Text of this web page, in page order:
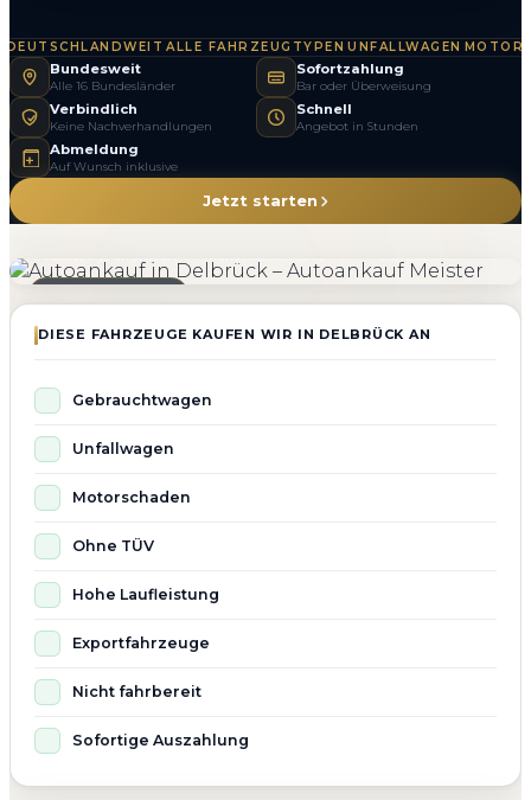
ALLE FAHRZEUGTYPEN·UNFALLWAGEN·
Bundesweit
Alle 16 Bundesländer
Sofortzahlung
Bar oder Überweisung
Verbindlich
Keine Nachverhandlungen
Schnell
Angebot in Stunden
Abmeldung
Auf Wunsch inklusive
Jetzt starten
DIESE FAHRZEUGE KAUFEN WIR IN DELBRÜCK AN
Gebrauchtwagen
Unfallwagen
Motorschaden
Ohne TÜV
Hohe Laufleistung
Exportfahrzeuge
Nicht fahrbereit
Sofortige Auszahlung